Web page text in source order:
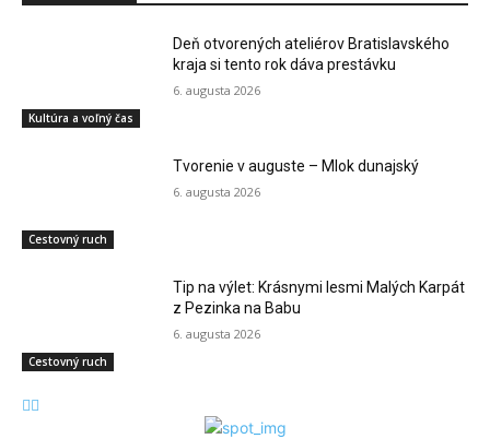
Kultúra a voľný čas
Deň otvorených ateliérov Bratislavského
kraja si tento rok dáva prestávku
6. augusta 2026
Cestovný ruch
Tvorenie v auguste – Mlok dunajský
6. augusta 2026
Cestovný ruch
Tip na výlet: Krásnymi lesmi Malých Karpát
z Pezinka na Babu
6. augusta 2026